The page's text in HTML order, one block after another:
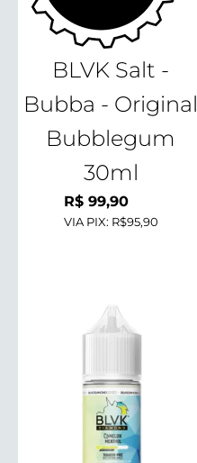
BLVK Salt -
Bubba - Original
Bubblegum
30ml
R$99,90
VIA PIX: R$95,90